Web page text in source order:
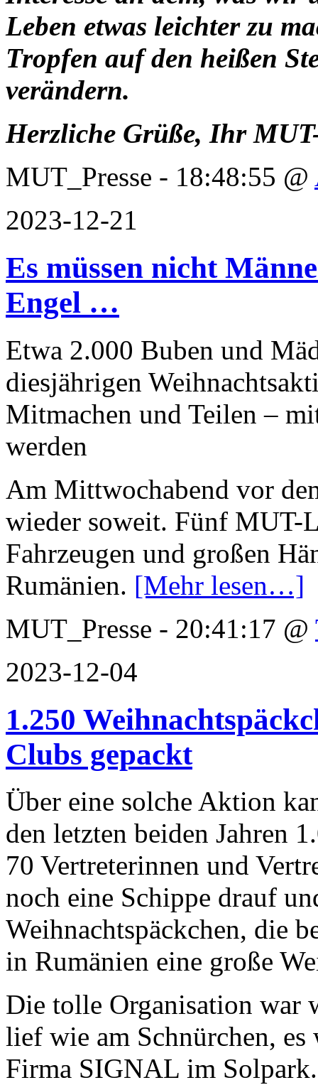
Leben etwas leichter zu
Tropfen auf den heißen
verändern.
Herzliche Grüße, Ihr
MUT_Presse - 18:48:55 @
2023-12-21
Es müssen nicht
Engel …
Etwa 2.000 Buben und
diesjährigen
Mitmachen und Teilen –
werden
Am Mittwochabend vor
wieder soweit. Fünf MUT-
Fahrzeugen und großen
Rumänien. [Mehr lesen…]
MUT_Presse - 20:41:17 @
2023-12-04
1.250
Clubs gepackt
Über eine solche Aktion
den letzten beiden Jahren
70 Vertreterinnen und
noch eine Schippe drauf
Weihnachtspäckchen, die
in Rumänien eine große
Die tolle Organisation war
lief wie am Schnürchen,
Firma SIGNAL im Solpark.